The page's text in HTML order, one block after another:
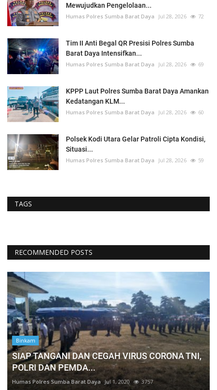
Mewujudkan Pengelolaan...
Humas Polres Sumba Barat Daya Jul 28, 2026 72
Tim II Anti Begal QR Presisi Polres Sumba
Barat Daya Intensifkan...
Humas Polres Sumba Barat Daya Jul 28, 2026 69
KPPP Laut Polres Sumba Barat Daya Amankan
Kedatangan KLM...
Humas Polres Sumba Barat Daya Jul 28, 2026 60
Polsek Kodi Utara Gelar Patroli Cipta Kondisi,
Situasi...
Humas Polres Sumba Barat Daya Jul 28, 2026 59
TAGS
RECOMMENDED POSTS
Binkam
SIAP TANGANI DAN CEGAH VIRUS CORONA TNI,
POLRI DAN PEMDA...
Humas Polres Sumba Barat Daya Jul 1, 2020 3757